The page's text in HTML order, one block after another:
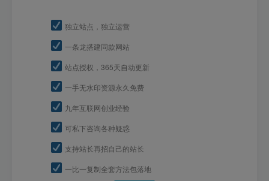
独立站点，独立运营
一条龙搭建同款网站
站点授权，365天自动更新
一手无水印资源永久免费
九年互联网创业经验
可私下咨询各种疑惑
支持站长再招自己的站长
一比一复制全套方法包落地